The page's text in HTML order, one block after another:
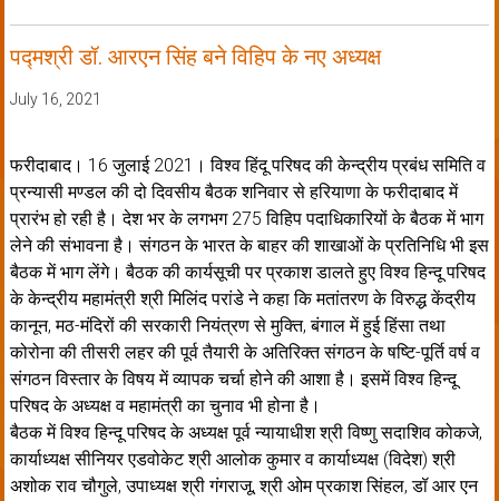
पद्मश्री डॉ. आरएन सिंह बने विहिप के नए अध्यक्ष
July 16, 2021
फरीदाबाद। 16 जुलाई 2021। विश्व हिंदू परिषद की केन्द्रीय प्रबंध समिति व
प्रन्यासी मण्डल की दो दिवसीय बैठक शनिवार से हरियाणा के फरीदाबाद में
प्रारंभ हो रही है। देश भर के लगभग 275 विहिप पदाधिकारियों के बैठक में भाग
लेने की संभावना है। संगठन के भारत के बाहर की शाखाओं के प्रतिनिधि भी इस
बैठक में भाग लेंगे। बैठक की कार्यसूची पर प्रकाश डालते हुए विश्व हिन्दू परिषद
के केन्द्रीय महामंत्री श्री मिलिंद परांडे ने कहा कि मतांतरण के विरुद्ध केंद्रीय
कानून, मठ-मंदिरों की सरकारी नियंत्रण से मुक्ति, बंगाल में हुई हिंसा तथा
कोरोना की तीसरी लहर की पूर्व तैयारी के अतिरिक्त संगठन के षष्टि-पूर्ति वर्ष व
संगठन विस्तार के विषय में व्यापक चर्चा होने की आशा है। इसमें विश्व हिन्दू
परिषद के अध्यक्ष व महामंत्री का चुनाव भी होना है।
बैठक में विश्व हिन्दू परिषद के अध्यक्ष पूर्व न्यायाधीश श्री विष्णु सदाशिव कोकजे,
कार्याध्यक्ष सीनियर एडवोकेट श्री आलोक कुमार व कार्याध्यक्ष (विदेश) श्री
अशोक राव चौगुले, उपाध्यक्ष श्री गंगराजू, श्री ओम प्रकाश सिंहल, डॉ आर एन